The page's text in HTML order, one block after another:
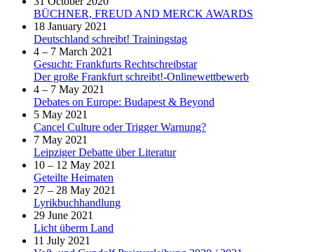
BÜCHNER, FREUD AND MERCK AWARDS
18 January 2021
Deutschland schreibt! Trainingstag
4 – 7 March 2021
Gesucht: Frankfurts Rechtschreibstar
Der große Frankfurt schreibt!-Onlinewettbewerb
4 – 7 May 2021
Debates on Europe: Budapest & Beyond
5 May 2021
Cancel Culture oder Trigger Warnung?
7 May 2021
Leipziger Debatte über Literatur
10 – 12 May 2021
Geteilte Heimaten
27 – 28 May 2021
Lyrikbuchhandlung
29 June 2021
Licht überm Land
11 July 2021